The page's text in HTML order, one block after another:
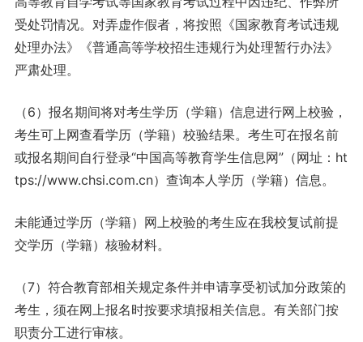
受处罚情况。对弄虚作假者，将按照《国家教育考试违规
处理办法》《普通高等学校招生违规行为处理暂行办法》
严肃处理。
（6）报名期间将对考生学历（学籍）信息进行网上校验，
考生可上网查看学历（学籍）校验结果。考生可在报名前
或报名期间自行登录“中国高等教育学生信息网”（网址：ht
tps://www.chsi.com.cn）查询本人学历（学籍）信息。
未能通过学历（学籍）网上校验的考生应在我校复试前提
交学历（学籍）核验材料。
（7）符合教育部相关规定条件并申请享受初试加分政策的
考生，须在网上报名时按要求填报相关信息。有关部门按
职责分工进行审核。